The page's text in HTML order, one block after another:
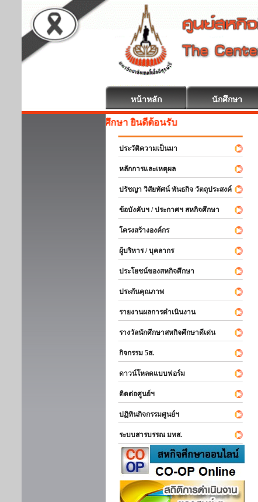
หน้าหลัก นักศึกษา
สหกิจศึกษา ยินดีต้อนรับ
ประวัติความเป็นมา
หลักการและเหตุผล
ปรัชญา วิสัยทัศน์ พันธกิจ วัตถุประสงค์
ข้อบังคับฯ / ประกาศฯ สหกิจศึกษา
โครงสร้างองค์กร
ผู้บริหาร / บุคลากร
ประโยชน์ของสหกิจศึกษา
ประกันคุณภาพ
รายงานผลการดำเนินงาน
รางวัลนักศึกษาสหกิจศึกษาดีเด่น
กิจกรรม 5ส.
ดาวน์โหลดแบบฟอร์ม
ติดต่อศูนย์ฯ
ปฏิทินกิจกรรมศูนย์ฯ
ระบบสารบรรณ มทส.